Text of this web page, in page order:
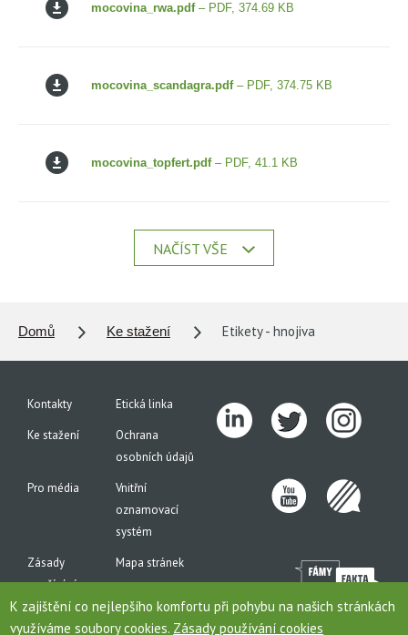
mocovina_rwa.pdf– PDF, 374.69 KB
mocovina_scandagra.pdf– PDF, 374.75 KB
mocovina_topfert.pdf– PDF, 41.1 KB
NAČÍST VŠE
Domů Ke stažení Etikety - hnojiva
Kontakty
Etická linka
Ke stažení
Ochrana
osobních údajů
Pro média
Vnitřní
oznamovací
systém
Zásady
používání
cookies
Mapa stránek
K zajištění co nejlepšího komfortu při pohybu na našich stránkách
využíváme soubory cookies. Zásady používání cookies